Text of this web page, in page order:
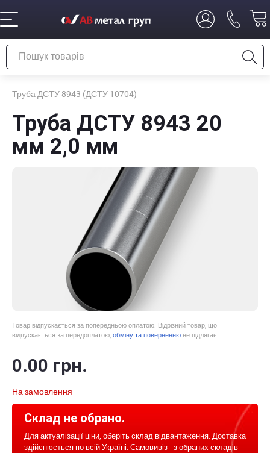
Труба ДСТУ 8943 (ДСТУ 10704)
Труба ДСТУ 8943 20
мм 2,0 мм
Товар відпускається за попередньою оплатою. Відрізний товар, що
відпускається за передоплатою, обміну та поверненню не підлягає.
0.00 грн.
На замовлення
Склад не обрано.
Для актуалізації ціни, оберіть склад відвантаження. Доставка
здійснюється по всій Україні. Самовивіз - з обраних складів